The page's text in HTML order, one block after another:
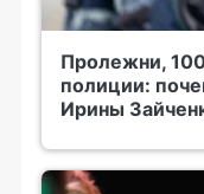
Пролежни,
полиции:
Ирины